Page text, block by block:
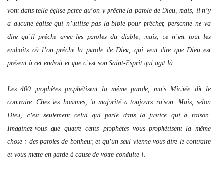
vont dans telle église parce qu’on y prêche la parole de Dieu, mais, il n’y
a aucune église qui n’utilise pas la bible pour prêcher, personne ne va
dire qu’il prêche avec les paroles du diable, mais, ce n’est tout les
endroits où l’on prêche la parole de Dieu, qui veut dire que Dieu est
présent à cet endroit et que c’est son Saint-Esprit qui agit là.
Les 400 prophètes prophétisent la même parole, mais Michée dit le
contraire. Chez les hommes, la majorité a toujours raison. Mais, selon
Dieu, c’est seulement celui qui parle dans la justice qui a raison.
Imaginez-vous que quatre cents prophètes vous prophétisent la même
chose : des paroles de bonheur, et qu’un seul vienne vous dire le contraire
et vous mette en garde à cause de votre conduite !!